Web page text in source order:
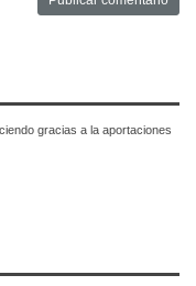
gracias a la aportaciones